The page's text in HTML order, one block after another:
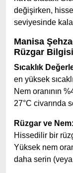
değişirken,
seviyesinde
Manisa
Rüzgar Bilgisi
Sıcaklık
en yüksek
Nem oranının
27°C civarında
Rüzgar ve Nem:
Hissedilir bir
Yüksek nem
daha serin